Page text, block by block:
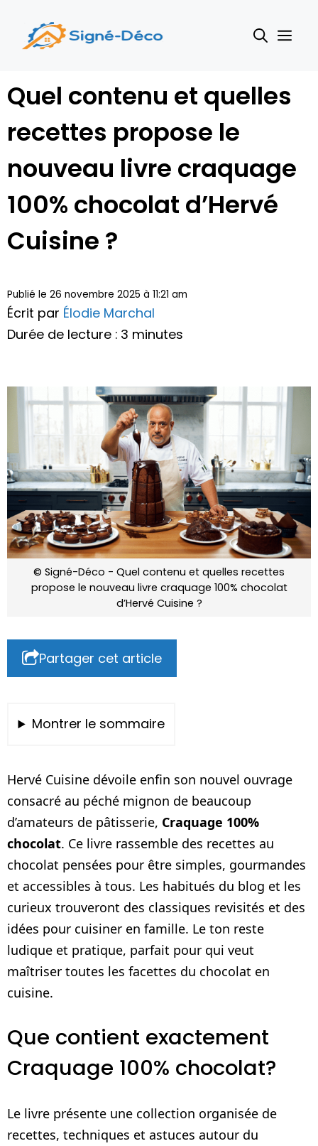
contenu
Quel contenu et quelles
recettes propose le
nouveau livre craquage
100% chocolat d’Hervé
Cuisine ?
Publié le 26 novembre 2025 à 11:21 am
Écrit par Élodie Marchal
Durée de lecture : 3 minutes
© Signé-Déco - Quel contenu et quelles recettes
propose le nouveau livre craquage 100% chocolat
d’Hervé Cuisine ?
Partager cet article
Montrer le sommaire
Hervé Cuisine dévoile enfin son nouvel ouvrage
consacré au péché mignon de beaucoup
d’amateurs de pâtisserie, Craquage 100%
chocolat. Ce livre rassemble des recettes au
chocolat pensées pour être simples, gourmandes
et accessibles à tous. Les habitués du blog et les
curieux trouveront des classiques revisités et des
idées pour cuisiner en famille. Le ton reste
ludique et pratique, parfait pour qui veut
maîtriser toutes les facettes du chocolat en
cuisine.
Que contient exactement
Craquage 100% chocolat?
Le livre présente une collection organisée de
recettes, techniques et astuces autour du